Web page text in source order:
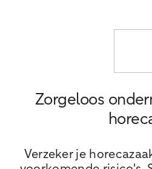
Zorgeloos
Verzeker je